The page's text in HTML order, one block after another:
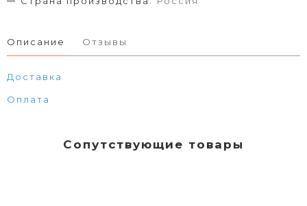
Описание Отзывы
Доставка
Оплата
Сопутствующие товары